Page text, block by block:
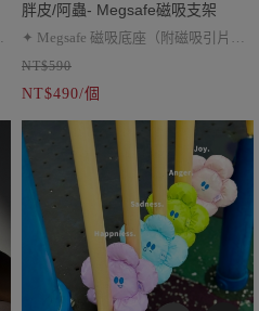
胖皮/阿蟲- Megsafe磁吸支架
✦ Megsafe 磁吸底座（附磁吸引片）
✦ 底座尺寸約 57 mm
✦ 胖皮/阿蟲尺寸約 50 mm
NT$590
NT$490/個